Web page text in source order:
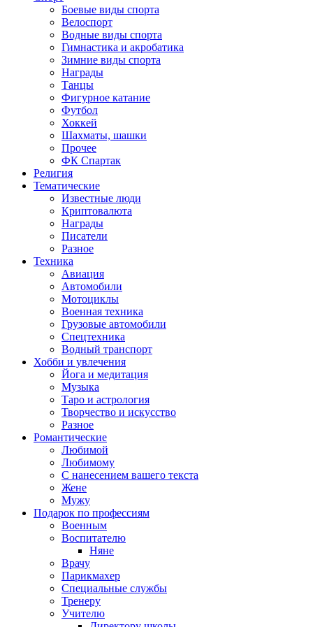
Боевые виды спорта
Велоспорт
Водные виды спорта
Гимнастика и акробатика
Зимние виды спорта
Награды
Танцы
Фигурное катание
Футбол
Хоккей
Шахматы, шашки
Прочее
ФК Спартак
Религия
Тематические
Известные люди
Криптовалюта
Награды
Писатели
Разное
Техника
Авиация
Автомобили
Мотоциклы
Военная техника
Грузовые автомобили
Спецтехника
Водный транспорт
Хобби и увлечения
Йога и медитация
Музыка
Таро и астрология
Творчество и искусство
Разное
Романтические
Любимой
Любимому
С нанесением вашего текста
Жене
Мужу
Подарок по профессиям
Военным
Воспитателю
Няне
Врачу
Парикмахер
Специальные службы
Тренеру
Учителю